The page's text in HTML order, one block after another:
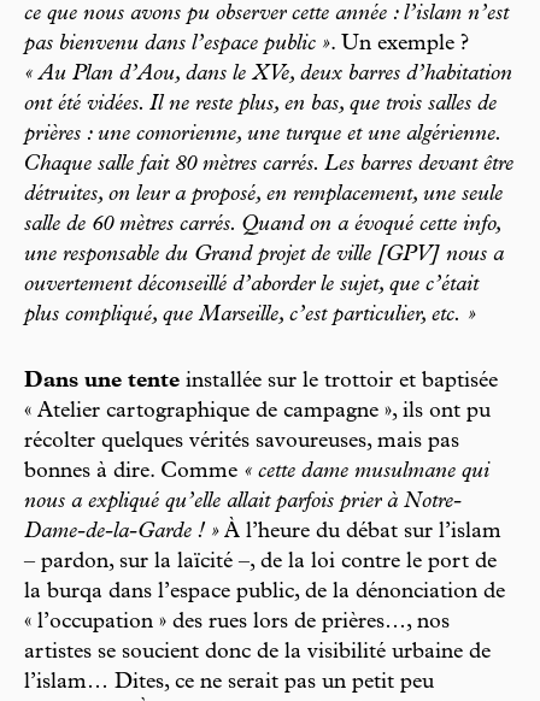
ce que nous avons pu observer cette année : l’islam n’est
pas bienvenu dans l’espace public ». Un exemple ?
« Au Plan d’Aou, dans le XVe, deux barres d’habitation
ont été vidées. Il ne reste plus, en bas, que trois salles de
prières : une comorienne, une turque et une algérienne.
Chaque salle fait 80 mètres carrés. Les barres devant être
détruites, on leur a proposé, en remplacement, une seule
salle de 60 mètres carrés. Quand on a évoqué cette info,
une responsable du Grand projet de ville [GPV] nous a
ouvertement déconseillé d’aborder le sujet, que c’était
plus compliqué, que Marseille, c’est particulier, etc. »
Dans une tente installée sur le trottoir et baptisée
« Atelier cartographique de campagne », ils ont pu
récolter quelques vérités savoureuses, mais pas
bonnes à dire. Comme « cette dame musulmane qui
nous a expliqué qu’elle allait parfois prier à Notre-
Dame-de-la-Garde ! » À l’heure du débat sur l’islam
– pardon, sur la laïcité –, de la loi contre le port de
la burqa dans l’espace public, de la dénonciation de
« l’occupation » des rues lors de prières…, nos
artistes se soucient donc de la visibilité urbaine de
l’islam… Dites, ce ne serait pas un petit peu